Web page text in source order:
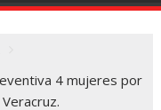
4 mujeres por